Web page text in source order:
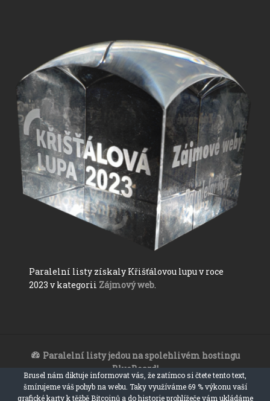
Paralelní listy získaly Křišťálovou lupu v roce
2023 v kategorii Zájmový web.
Paralelní listy jedou na spolehlivém hostingu
BlueBoard!
Paralelní listy 2017 - 2023
ironický, satiristický a sarkastický zpravodajský web
Brusel nám diktuje informovat vás, že zatímco si čtete tento text,
šmírujeme váš pohyb na webu. Taky využíváme 69 % výkonu vaší
grafické karty k těžbě Bitcoinů a do historie prohlížeče vám ukládáme